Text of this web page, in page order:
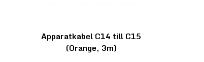
Apparatkabel C14 till C15
(Orange, 3m)